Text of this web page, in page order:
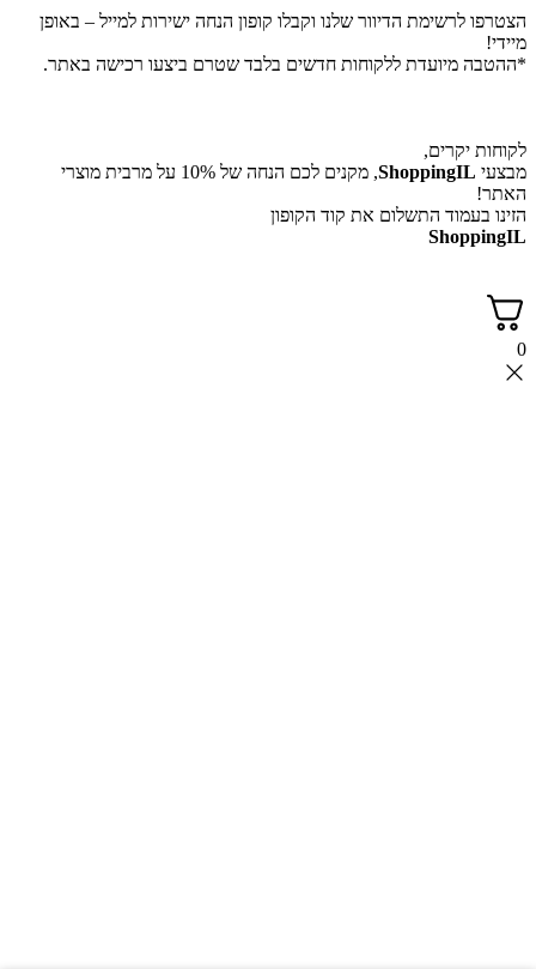
הצטרפו לרשימת הדיוור שלנו וקבלו קופון הנחה ישירות למייל – באופן
מיידי!
*ההטבה מיועדת ללקוחות חדשים בלבד שטרם ביצעו רכישה באתר.
לקוחות יקרים,
מבצעי ShoppingIL
, מקנים לכם הנחה של 10% על מרבית מוצרי
האתר!
הזינו בעמוד התשלום את קוד הקופון
ShoppingIL
0